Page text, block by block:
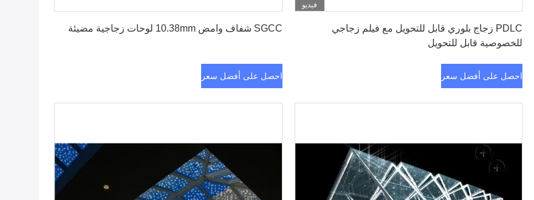
فيديو
PDLC زجاج بلوري قابل للتحويل مع فيلم زجاجي
للخصوصية قابل للتحويل
احصل على أفضل سعر
SGCC شفاف وامض 10.38mm لوحات زجاجية مضيئة
احصل على أفضل سعر